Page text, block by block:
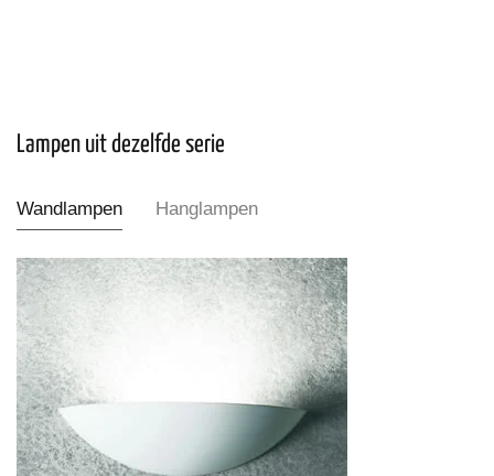
Lampen uit dezelfde serie
Wandlampen Hanglampen